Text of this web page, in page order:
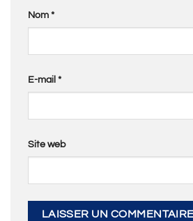
Nom *
E-mail *
Site web